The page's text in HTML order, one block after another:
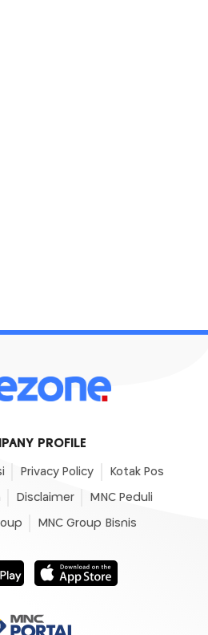
PROFILE
Privacy Policy Kotak Pos
Disclaimer MNC Peduli
MNC Group Bisnis